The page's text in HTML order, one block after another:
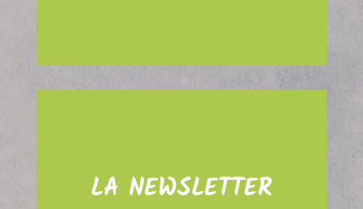
LA NEWSLETTER